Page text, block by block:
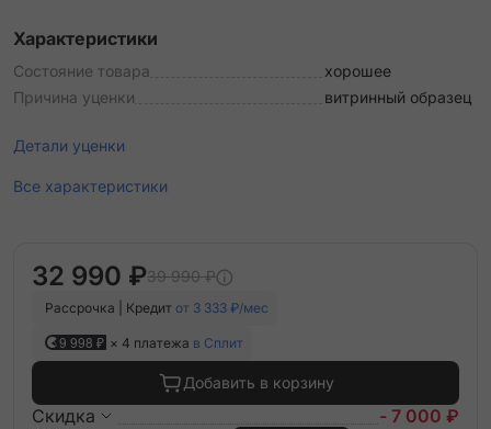
Характеристики
Состояние товара
хорошее
Причина уценки
витринный образец
Детали уценки
Все характеристики
32 990 ₽39 990 ₽
Рассрочка | Кредит от 3 333 ₽/мес
9 998 ₽ × 4 платежа в Сплит
Добавить в корзину
Скидка - 7 000 ₽